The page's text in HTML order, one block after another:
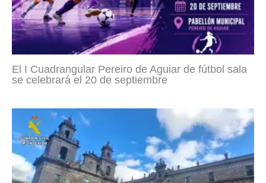
El I Cuadrangular Pereiro de Aguiar de fútbol sala
se celebrará el 20 de septiembre